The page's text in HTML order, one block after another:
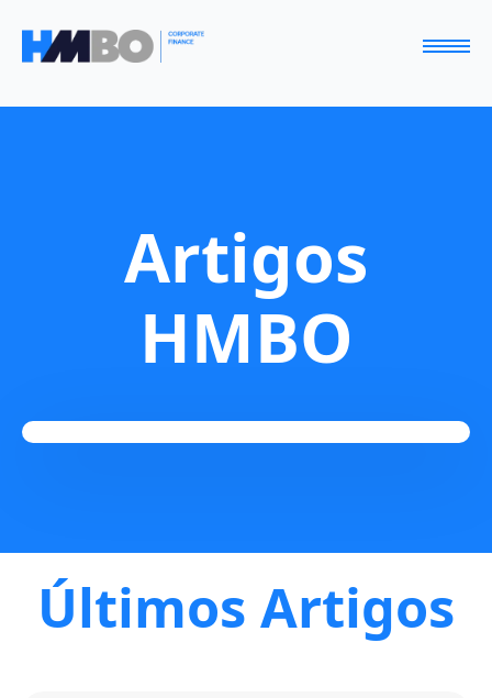
Artigos
HMBO
Últimos Artigos